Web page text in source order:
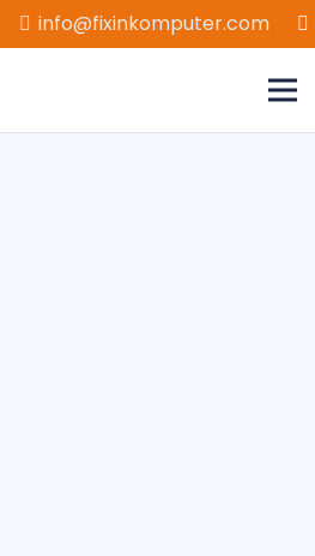
info@fixinkomputer.com